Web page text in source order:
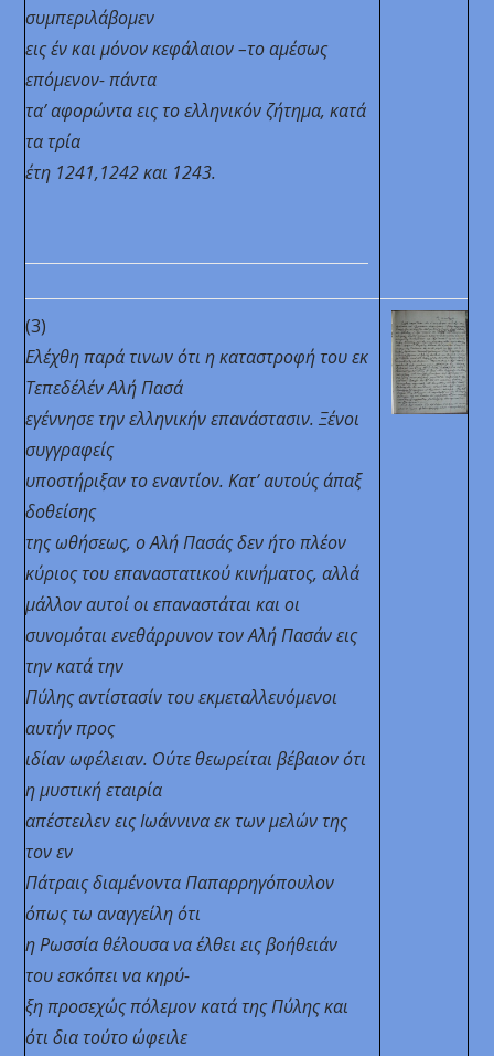
συμπεριλάβομεν
εις έν και μόνον κεφάλαιον –το αμέσως
επόμενον- πάντα
τα’ αφορώντα εις το ελληνικόν ζήτημα, κατά
τα τρία
έτη 1241,1242 και 1243.
(3)
Ελέχθη παρά τινων ότι η καταστροφή του εκ
Τεπεδέλέν Αλή Πασά
εγέννησε την ελληνικήν επανάστασιν. Ξένοι
συγγραφείς
υποστήριξαν το εναντίον. Κατ’ αυτούς άπαξ
δοθείσης
της ωθήσεως, ο Αλή Πασάς δεν ήτο πλέον
κύριος του επαναστατικού κινήματος, αλλά
μάλλον αυτοί οι επαναστάται και οι
συνομόται ενεθάρρυνον τον Αλή Πασάν εις
την κατά την
Πύλης αντίστασίν του εκμεταλλευόμενοι
αυτήν προς
ιδίαν ωφέλειαν. Ούτε θεωρείται βέβαιον ότι
η μυστική εταιρία
απέστειλεν εις Ιωάννινα εκ των μελών της
τον εν
Πάτραις διαμένοντα Παπαρρηγόπουλον
όπως τω αναγγείλη ότι
η Ρωσσία θέλουσανα έλθει εις βοήθειάν
του εσκόπει να κηρύ-
ξη προσεχώς πόλεμον κατά της Πύληςκαι
ότι δια τούτο ώφειλε